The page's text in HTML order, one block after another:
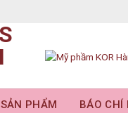
SẢN PHẨM BÁO CHÍ